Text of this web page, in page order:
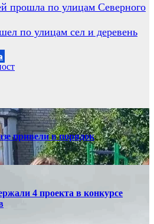
прошла по улицам Северного
по улицам сел и деревень
привели в порядок
4 проекта в конкурсе